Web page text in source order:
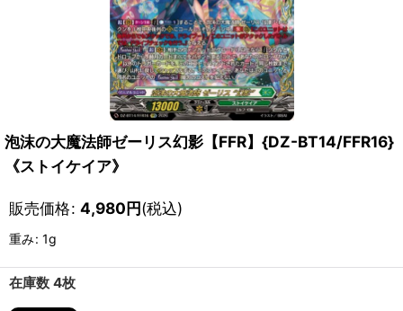
泡沫の大魔法師ゼーリス幻影【FFR】{DZ-BT14/FFR16}
《ストイケイア》
販売価格: 4,980円(税込)
重み: 1g
在庫数 4枚